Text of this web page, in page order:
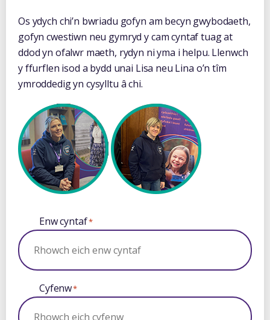
Os ydych chi’n bwriadu gofyn am becyn gwybodaeth,
gofyn cwestiwn neu gymryd y cam cyntaf tuag at
ddod yn ofalwr maeth, rydyn ni yma i helpu. Llenwch
y ffurflen isod a bydd unai Lisa neu Lina o’n tîm
ymroddedig yn cysylltu â chi.
Enw cyntaf*
Cyfenw*